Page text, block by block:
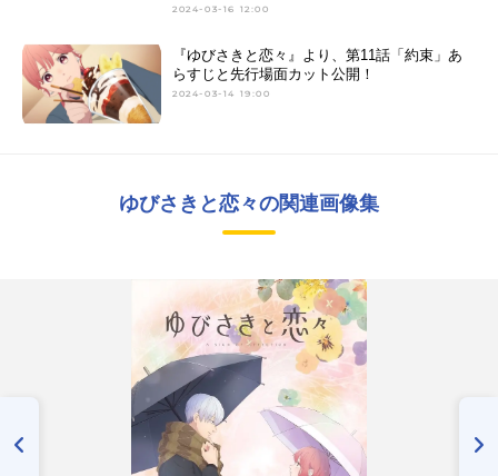
2024-03-16 12:00
『ゆびさきと恋々』より、第11話「約束」あ
らすじと先行場面カット公開！
2024-03-14 19:00
ゆびさきと恋々の関連画像集